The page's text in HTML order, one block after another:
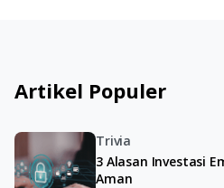
Artikel Populer
Trivia
3 Alasan Investasi
Aman